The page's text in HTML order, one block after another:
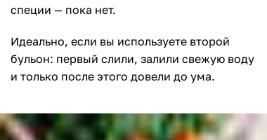
специи — пока нет.
Идеально, если вы используете второй
бульон: первый слили, залили свежую воду
и только после этого довели до ума.